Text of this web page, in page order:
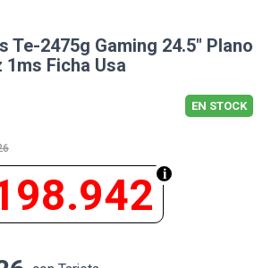
Te-2475g Gaming 24.5" Plano
1ms Ficha Usa
EN STOCK